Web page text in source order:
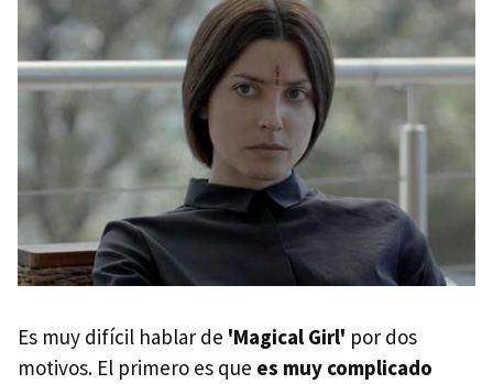
Es muy difícil hablar de 'Magical Girl' por dos
motivos. El primero es que es muy complicado